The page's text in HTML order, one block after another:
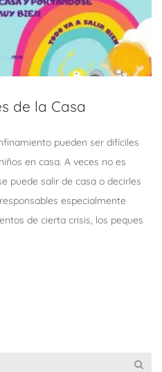
de la Casa
pueden ser difíciles
en casa. A veces no es
puede salir de casa o decirles
especialmente
de cierta crisis, los peques